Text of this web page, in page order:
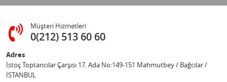
Müşteri Hizmetleri
0(212) 513 60 60
Adres
İstoç Toptancılar Çarşısı 17. Ada No:149-151 Mahmutbey / Bağcılar /
İSTANBUL